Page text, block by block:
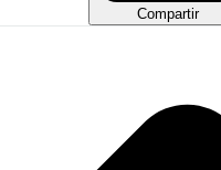
Compartir